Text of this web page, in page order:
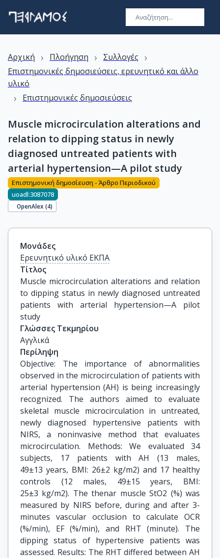
Αρχική › Πλοήγηση › Συλλογές ›
Επιστημονικές δημοσιεύσεις, ερευνητικό και άλλο
υλικό
› Επιστημονικές δημοσιεύσεις
Muscle microcirculation alterations and
relation to dipping status in newly
diagnosed untreated patients with
arterial hypertension—A pilot study
Επιστημονική δημοσίευση - Άρθρο Περιοδικού
uoadl:3087078
OpenAlex (4)
Μονάδες
Ερευνητικό υλικό ΕΚΠΑ
Τίτλος
Muscle microcirculation alterations and relation
to dipping status in newly diagnosed untreated
patients with arterial hypertension—A pilot
study
Γλώσσες Τεκμηρίου
Αγγλικά
Περίληψη
Objective: The importance of abnormalities
observed in the microcirculation of patients with
arterial hypertension (AH) is being increasingly
recognized. The authors aimed to evaluate
skeletal muscle microcirculation in untreated,
newly diagnosed hypertensive patients with
NIRS, a noninvasive method that evaluates
microcirculation. Methods: We evaluated 34
subjects, 17 patients with AH (13 males,
49±13 years, BMI: 26±2 kg/m2) and 17 healthy
controls (12 males, 49±15 years, BMI:
25±3 kg/m2). The thenar muscle StO2 (%) was
measured by NIRS before, during and after 3-
minutes vascular occlusion to calculate OCR
(%/min), EF (%/min), and RHT (minute). The
dipping status of hypertensive patients was
assessed. Results: The RHT differed between AH